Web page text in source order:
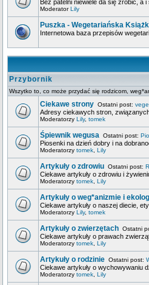
Bez patelni niewiele da się zrobić, a
ModeratorLily
Puszka - Wegetariańska
Internetowa baza przepisów
Przybornik
Wszytko to, co może przydać się rodzicom,
Ciekawe strony Ostatni post:
Adresy ciekawych stron,
Moderatorzy Lily, tomek
Śpiewnik wegusa Ostatni post:
Piosenki na dzień dobry i na
Moderatorzy tomek Lily
Artykuły o zdrowiu Ostatni post:
Ciekawe artykuły o zdrowiu i
Moderatorzy tomek Lily
Artykuły o weg*anizmie i
Ciekawe artykuły o naszej diecie,
Moderatorzy Lily, tomek
Artykuły o zwierzętach Ostatni
Ciekawe artykuły o prawach
Moderatorzy tomek Lily
Artykuły o rodzinie Ostatni post:
Ciekawe artykuły o wychowywaniu
Moderatorzy tomek Lily